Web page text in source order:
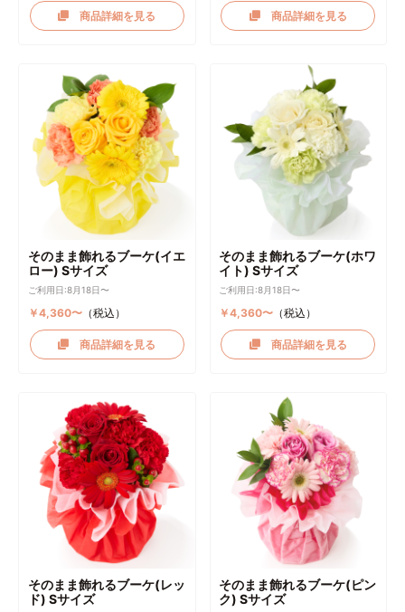
商品詳細を見る 商品詳細を見る
そのまま飾れるブーケ(イエ
ロー) Sサイズ
ご利用日:8月18日〜
￥4,360〜（税込）
商品詳細を見る
そのまま飾れるブーケ(ホワ
イト) Sサイズ
ご利用日:8月18日〜
￥4,360〜 （税込）
商品詳細を見る
そのまま飾れるブーケ(レッ
ド) Sサイズ
そのまま飾れるブーケ(ピン
ク) Sサイズ